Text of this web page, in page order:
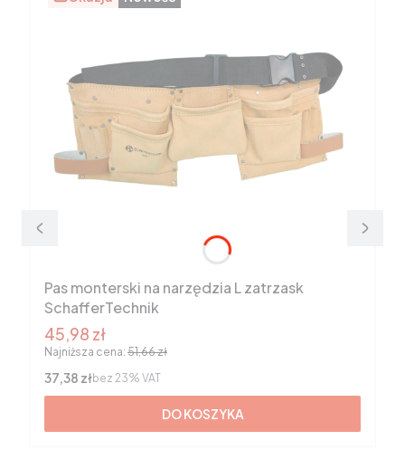
Pas monterski na narzędzia L zatrzask
SchafferTechnik
Cena promocyjna brutto
45,98 zł
Najniższa cena: 51,66 zł
Cena netto
37,38 złbez 23% VAT
DO KOSZYKA